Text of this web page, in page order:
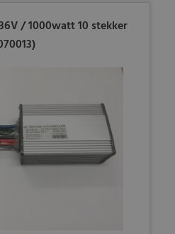
/ 1000watt 10 stekker